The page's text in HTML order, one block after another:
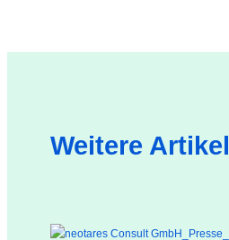
Weitere Artikel